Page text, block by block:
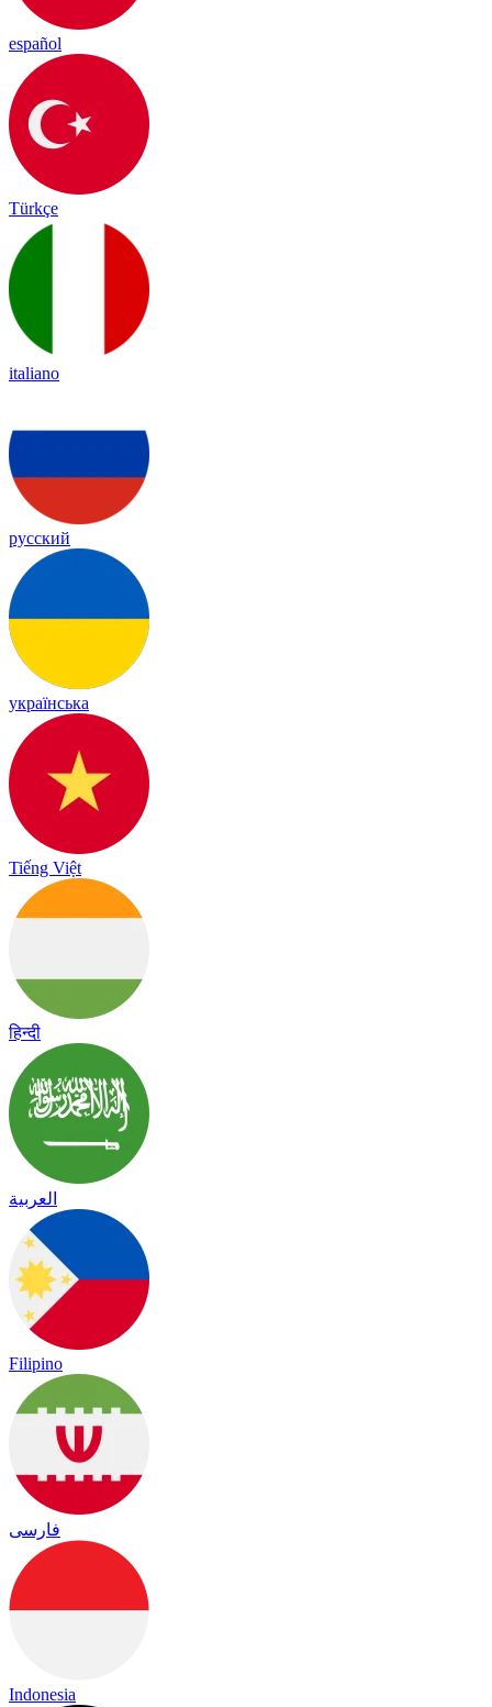
español
Türkçe
italiano
русский
українська
Tiếng Việt
हिन्दी
العربية
Filipino
فارسی
Indonesia